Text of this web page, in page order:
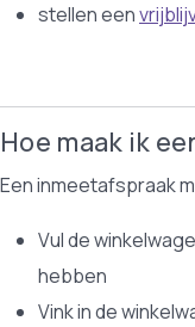
stellen een
Hoe maak ik
Een inmeetafspraak
Vul de
hebben
Vink in de